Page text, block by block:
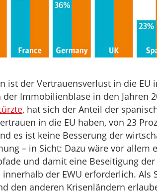
ist der Vertrauensverlust in die EU
der Immobilienblase in den Jahren
, hat sich der Anteil der
in die EU haben, von 23
es ist keine Besserung der
– in Sicht: Dazu wäre vor allem
und damit eine Beseitigung
der EWU erforderlich. Als
den anderen Krisenländern